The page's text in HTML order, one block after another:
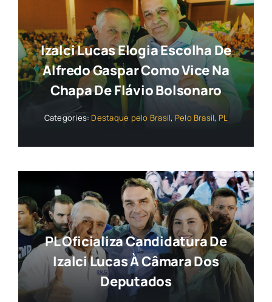
Izalci Lucas Elogia Escolha De
Alfredo Gaspar Como Vice Na
Chapa De Flávio Bolsonaro
Categories: Destaque pelo Brasil, Pelo Brasil, PL
PL Oficializa Candidatura De
Izalci Lucas À Câmara Dos
Deputados